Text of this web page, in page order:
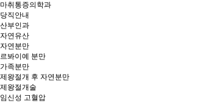
마취통증의학과
당직안내
산부인과
자연유산
자연분만
르봐이예 분만
가족분만
제왕절개 후 자연분만
제왕절개술
임신성 고혈압